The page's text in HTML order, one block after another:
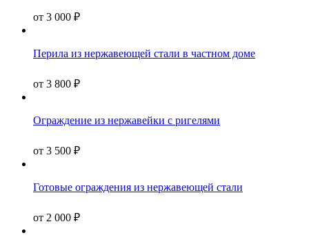
от 3 000 ₽
Перила из нержавеющей стали в частном доме
от 3 800 ₽
Ограждение из нержавейки с ригелями
от 3 500 ₽
Готовые ограждения из нержавеющей стали
от 2 000 ₽